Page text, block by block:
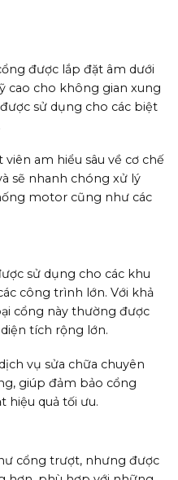
được lắp đặt âm dưới
cao cho không gian xung
sử dụng cho các biệt
am hiểu sâu về cơ chế
sẽ nhanh chóng xử lý
motor cũng như các
sử dụng cho các khu
công trình lớn. Với khả
cổng này thường được
tích rộng lớn.
vụ sửa chữa chuyên
giúp đảm bảo cổng
hiệu quả tối ưu.
cổng trượt, nhưng được